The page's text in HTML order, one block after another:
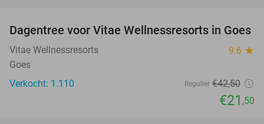
49%
Dagentree voor Vitae Wellnessresorts in Goes
Vitae Wellnessresorts 9.6 star
Goes
Verkocht: 1.110
Regulier €42,50
€21 ,50